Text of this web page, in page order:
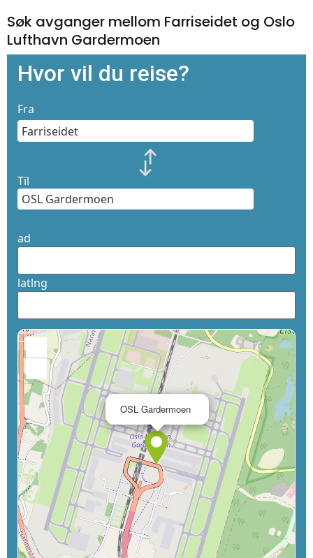
Søk avganger mellom Farriseidet og Oslo
Lufthavn Gardermoen
Hvor vil du reise?
Fra
Til
ad
latlng
OSL Gardermoen